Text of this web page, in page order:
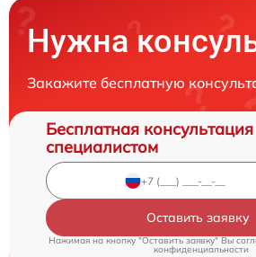
Нужна
Закажите бесплатную
Бесплатная
специалистом
Оставить заявку
Нажимая на кнопку "Оставить заявку" Вы
конфиденциальности